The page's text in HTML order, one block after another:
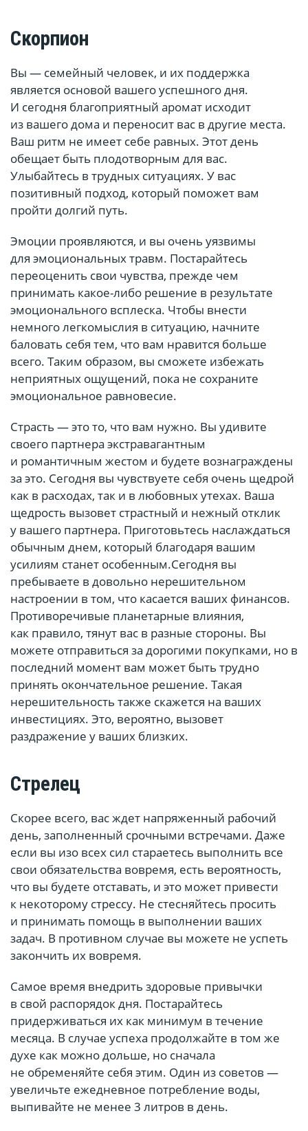
Скорпион
Вы — семейный человек, и их поддержка
является основой вашего успешного дня.
И сегодня благоприятный аромат исходит
из вашего дома и переносит вас в другие места.
Ваш ритм не имеет себе равных. Этот день
обещает быть плодотворным для вас.
Улыбайтесь в трудных ситуациях. У вас
позитивный подход, который поможет вам
пройти долгий путь.
Эмоции проявляются, и вы очень уязвимы
для эмоциональных травм. Постарайтесь
переоценить свои чувства, прежде чем
принимать какое-либо решение в результате
эмоционального всплеска. Чтобы внести
немного легкомыслия в ситуацию, начните
баловать себя тем, что вам нравится больше
всего. Таким образом, вы сможете избежать
неприятных ощущений, пока не сохраните
эмоциональное равновесие.
Страсть — это то, что вам нужно. Вы удивите
своего партнера экстравагантным
и романтичным жестом и будете вознаграждены
за это. Сегодня вы чувствуете себя очень щедрой
как в расходах, так и в любовных утехах. Ваша
щедрость вызовет страстный и нежный отклик
у вашего партнера. Приготовьтесь наслаждаться
обычным днем, который благодаря вашим
усилиям станет особенным.Сегодня вы
пребываете в довольно нерешительном
настроении в том, что касается ваших финансов.
Противоречивые планетарные влияния,
как правило, тянут вас в разные стороны. Вы
можете отправиться за дорогими покупками, но в
последний момент вам может быть трудно
принять окончательное решение. Такая
нерешительность также скажется на ваших
инвестициях. Это, вероятно, вызовет
раздражение у ваших близких.
Стрелец
Скорее всего, вас ждет напряженный рабочий
день, заполненный срочными встречами. Даже
если вы изо всех сил стараетесь выполнить все
свои обязательства вовремя, есть вероятность,
что вы будете отставать, и это может привести
к некоторому стрессу. Не стесняйтесь просить
и принимать помощь в выполнении ваших
задач. В противном случае вы можете не успеть
закончить их вовремя.
Самое время внедрить здоровые привычки
в свой распорядок дня. Постарайтесь
придерживаться их как минимум в течение
месяца. В случае успеха продолжайте в том же
духе как можно дольше, но сначала
не обременяйте себя этим. Один из советов —
увеличьте ежедневное потребление воды,
выпивайте не менее 3 литров в день.